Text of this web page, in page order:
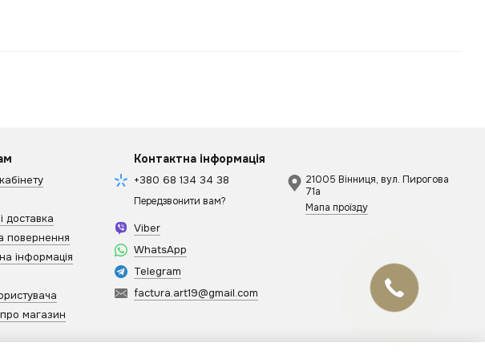
доставка
повернення
інформація
магазин
Контактна інформація
+380 68 134 34 38
Передзвонити вам?
Viber
WhatsApp
Telegram
factura.art19@gmail.com
21005 Вінниця, вул. Пирогова
71а
Мапа проїзду
Онлайн чат